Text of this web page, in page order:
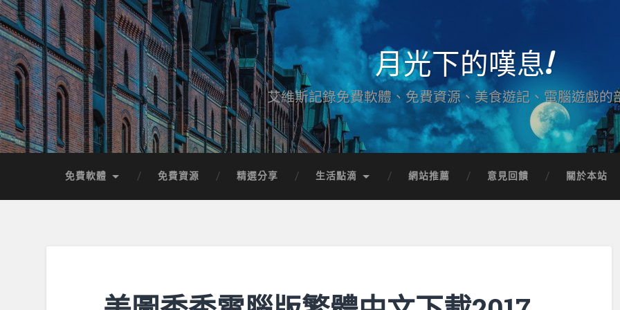
月光下的嘆息!
艾維斯記錄免費軟體、免費資源、美食遊記、電腦遊戲的
免費軟體 免費資源 精選分享 生活點滴 網站推薦 意見回饋 關於本站